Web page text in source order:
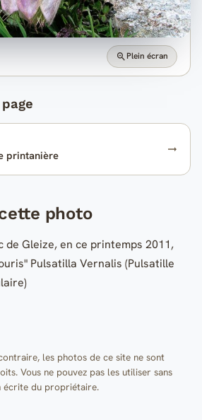
Plein écran
printanière
photo
de Gleize, en ce printemps 2011,
Pulsatilla Vernalis (Pulsatille
les photos de ce site ne sont
Vous ne pouvez pas les utiliser sans
écrite du propriétaire.